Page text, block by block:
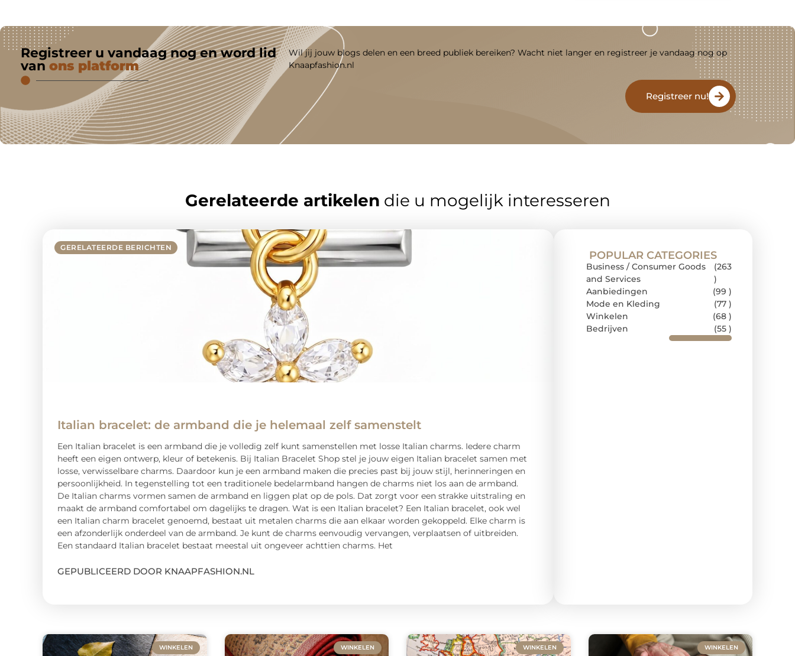
Registreer u vandaag nog en word lid
van ons platform
Wil jij jouw blogs delen en een breed publiek bereiken? Wacht niet langer en registreer je vandaag nog op
Knaapfashion.nl
Registreer nu!
Gerelateerde artikelen die u mogelijk interesseren
GERELATEERDE BERICHTEN
Italian bracelet: de armband die je helemaal zelf samenstelt
Een Italian bracelet is een armband die je volledig zelf kunt samenstellen met losse Italian charms. Iedere charm
heeft een eigen ontwerp, kleur of betekenis. Bij Italian Bracelet Shop stel je jouw eigen Italian bracelet samen met
losse, verwisselbare charms. Daardoor kun je een armband maken die precies past bij jouw stijl, herinneringen en
persoonlijkheid. In tegenstelling tot een traditionele bedelarmband hangen de charms niet los aan de armband.
De Italian charms vormen samen de armband en liggen plat op de pols. Dat zorgt voor een strakke uitstraling en
maakt de armband comfortabel om dagelijks te dragen. Wat is een Italian bracelet? Een Italian bracelet, ook wel
een Italian charm bracelet genoemd, bestaat uit metalen charms die aan elkaar worden gekoppeld. Elke charm is
een afzonderlijk onderdeel van de armband. Je kunt de charms eenvoudig vervangen, verplaatsen of uitbreiden.
Een standaard Italian bracelet bestaat meestal uit ongeveer achttien charms. Het
GEPUBLICEERD DOOR KNAAPFASHION.NL
POPULAR CATEGORIES
Business / Consumer Goods
and Services
(263
)
Aanbiedingen
(99 )
Mode en Kleding
(77 )
Winkelen
(68 )
Bedrijven
(55 )
WINKELEN WINKELEN WINKELEN WINKELEN